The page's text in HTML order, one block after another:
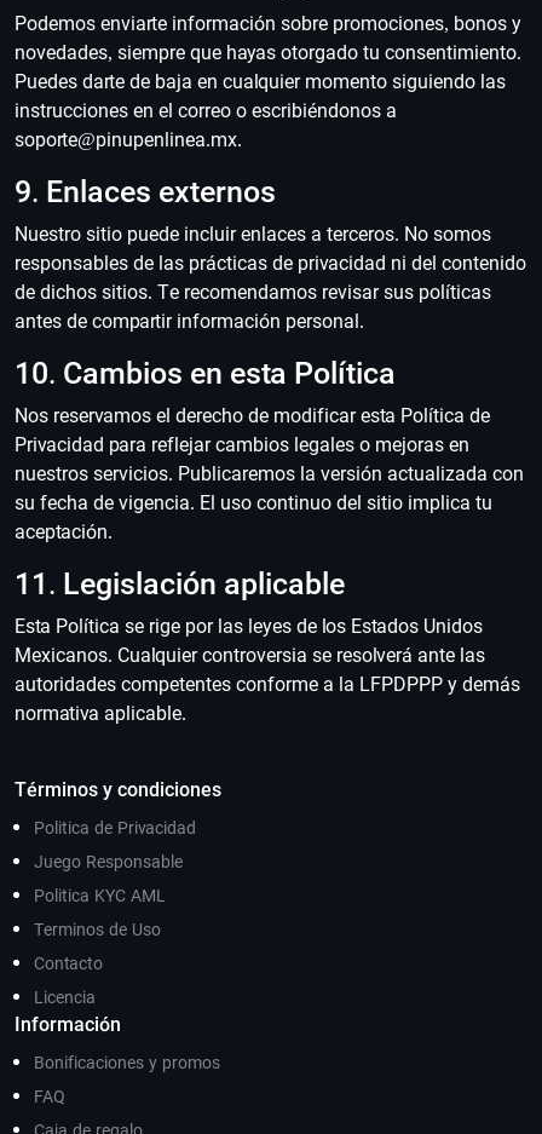
Podemos enviarte información sobre promociones, bonos y
novedades, siempre que hayas otorgado tu consentimiento.
Puedes darte de baja en cualquier momento siguiendo las
instrucciones en el correo o escribiéndonos a
soporte@pinupenlinea.mx.
9. Enlaces externos
Nuestro sitio puede incluir enlaces a terceros. No somos
responsables de las prácticas de privacidad ni del contenido
de dichos sitios. Te recomendamos revisar sus políticas
antes de compartir información personal.
10. Cambios en esta Política
Nos reservamos el derecho de modificar esta Política de
Privacidad para reflejar cambios legales o mejoras en
nuestros servicios. Publicaremos la versión actualizada con
su fecha de vigencia. El uso continuo del sitio implica tu
aceptación.
11. Legislación aplicable
Esta Política se rige por las leyes de los Estados Unidos
Mexicanos. Cualquier controversia se resolverá ante las
autoridades competentes conforme a la LFPDPPP y demás
normativa aplicable.
Términos y condiciones
Politica de Privacidad
Juego Responsable
Politica KYC AML
Terminos de Uso
Contacto
Licencia
Información
Bonificaciones y promos
FAQ